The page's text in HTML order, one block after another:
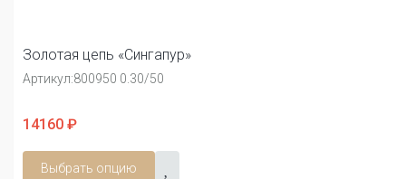
Золотая цепь «Сингапур»
Артикул:800950 0.30/50
14160 ₽
Выбрать опцию